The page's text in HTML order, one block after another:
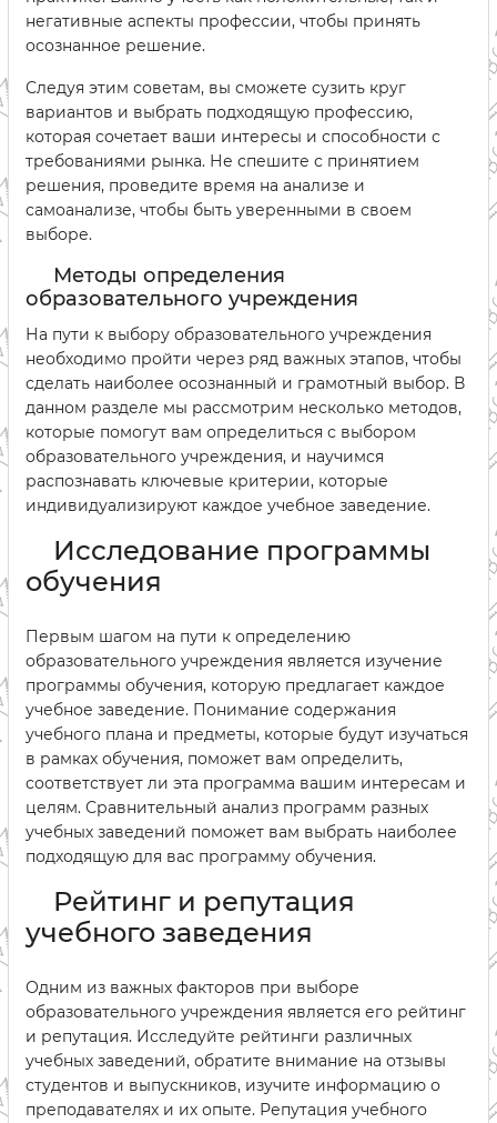
негативные аспекты профессии, чтобы принять
осознанное решение.
Следуя этим советам, вы сможете сузить круг
вариантов и выбрать подходящую профессию,
которая сочетает ваши интересы и способности с
требованиями рынка. Не спешите с принятием
решения, проведите время на анализе и
самоанализе, чтобы быть уверенными в своем
выборе.
Методы определения
образовательного учреждения
На пути к выбору образовательного учреждения
необходимо пройти через ряд важных этапов, чтобы
сделать наиболее осознанный и грамотный выбор. В
данном разделе мы рассмотрим несколько методов,
которые помогут вам определиться с выбором
образовательного учреждения, и научимся
распознавать ключевые критерии, которые
индивидуализируют каждое учебное заведение.
Исследование программы
обучения
Первым шагом на пути к определению
образовательного учреждения является изучение
программы обучения, которую предлагает каждое
учебное заведение. Понимание содержания
учебного плана и предметы, которые будут изучаться
в рамках обучения, поможет вам определить,
соответствует ли эта программа вашим интересам и
целям. Сравнительный анализ программ разных
учебных заведений поможет вам выбрать наиболее
подходящую для вас программу обучения.
Рейтинг и репутация
учебного заведения
Одним из важных факторов при выборе
образовательного учреждения является его рейтинг
и репутация. Исследуйте рейтинги различных
учебных заведений, обратите внимание на отзывы
студентов и выпускников, изучите информацию о
преподавателях и их опыте. Репутация учебного